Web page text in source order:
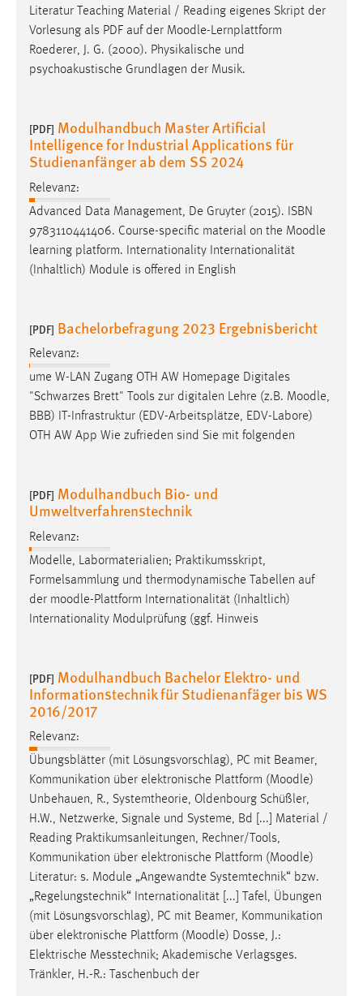
Literatur Teaching Material / Reading eigenes Skript der
Vorlesung als PDF auf der Moodle-Lernplattform
Roederer, J. G. (2000). Physikalische und
psychoakustische Grundlagen der Musik.
[PDF] Modulhandbuch Master Artificial
Intelligence for Industrial Applications für
Studienanfänger ab dem SS 2024
Relevanz:
Advanced Data Management, De Gruyter (2015). ISBN
9783110441406. Course-specific material on the Moodle
learning platform. Internationality Internationalität
(Inhaltlich) Module is offered in English
[PDF] Bachelorbefragung 2023 Ergebnisbericht
Relevanz:
ume W-LAN Zugang OTH AW Homepage Digitales
"Schwarzes Brett" Tools zur digitalen Lehre (z.B. Moodle,
BBB) IT-Infrastruktur (EDV-Arbeitsplätze, EDV-Labore)
OTH AW App Wie zufrieden sind Sie mit folgenden
[PDF] Modulhandbuch Bio- und
Umweltverfahrenstechnik
Relevanz:
Modelle, Labormaterialien; Praktikumsskript,
Formelsammlung und thermodynamische Tabellen auf
der moodle-Plattform Internationalität (Inhaltlich)
Internationality Modulprüfung (ggf. Hinweis
[PDF] Modulhandbuch Bachelor Elektro- und
Informationstechnik für Studienanfäger bis WS
2016/2017
Relevanz:
Übungsblätter (mit Lösungsvorschlag), PC mit Beamer,
Kommunikation über elektronische Plattform (Moodle)
Unbehauen, R., Systemtheorie, Oldenbourg Schüßler,
H.W., Netzwerke, Signale und Systeme, Bd [...] Material /
Reading Praktikumsanleitungen, Rechner/Tools,
Kommunikation über elektronische Plattform (Moodle)
Literatur: s. Module „Angewandte Systemtechnik“ bzw.
„Regelungstechnik“ Internationalität [...] Tafel, Übungen
(mit Lösungsvorschlag), PC mit Beamer, Kommunikation
über elektronische Plattform (Moodle) Dosse, J.:
Elektrische Messtechnik; Akademische Verlagsges.
Tränkler, H.-R.: Taschenbuch der